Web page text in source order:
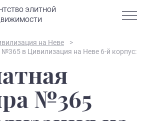
ЭЛИТНОЙ
О компании
на Неве
>
в Цивилизация на Неве 6-й корпус:
№365